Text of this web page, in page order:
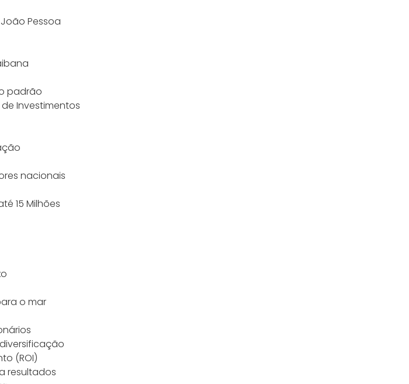
Pessoa
padrão
Investimentos
nacionais
15 Milhões
o mar
(ROI)
resultados